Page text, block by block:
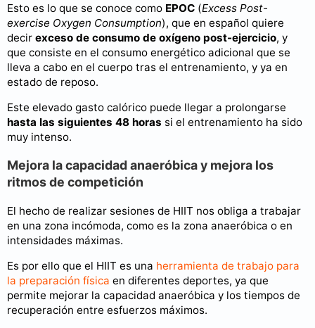
Esto es lo que se conoce como EPOC (Excess Post-
exercise Oxygen Consumption), que en español quiere
decir exceso de consumo de oxígeno post-ejercicio, y
que consiste en el consumo energético adicional que se
lleva a cabo en el cuerpo tras el entrenamiento, y ya en
estado de reposo.
Este elevado gasto calórico puede llegar a prolongarse
hasta las siguientes 48 horas si el entrenamiento ha sido
muy intenso.
Mejora la capacidad anaeróbica y mejora los
ritmos de competición
El hecho de realizar sesiones de HIIT nos obliga a trabajar
en una zona incómoda, como es la zona anaeróbica o en
intensidades máximas.
Es por ello que el HIIT es una herramienta de trabajo para
la preparación física en diferentes deportes, ya que
permite mejorar la capacidad anaeróbica y los tiempos de
recuperación entre esfuerzos máximos.